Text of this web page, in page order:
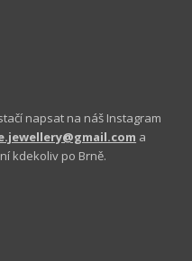
napsat na náš Instagram
a
kdekoliv po Brně.